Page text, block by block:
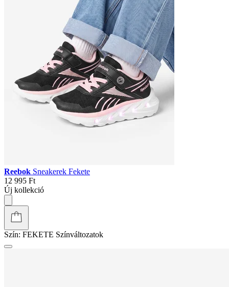
Reebok Sneakerek Fekete
12 995 Ft
Új kollekció
Szín: FEKETE Színváltozatok